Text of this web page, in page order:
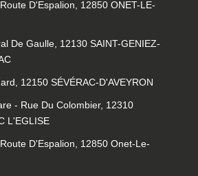
Notre Équipe
Témoignages
Nous Soutenons
Nos Actualités
D'Espalion, 12850 ONET-LE-
De Gaulle, 12130 SAINT-GENIEZ-
12150 SÉVÉRAC-D'AVEYRON
- Rue Du Colombier, 12310
L'EGLISE
D'Espalion, 12850 Onet-Le-